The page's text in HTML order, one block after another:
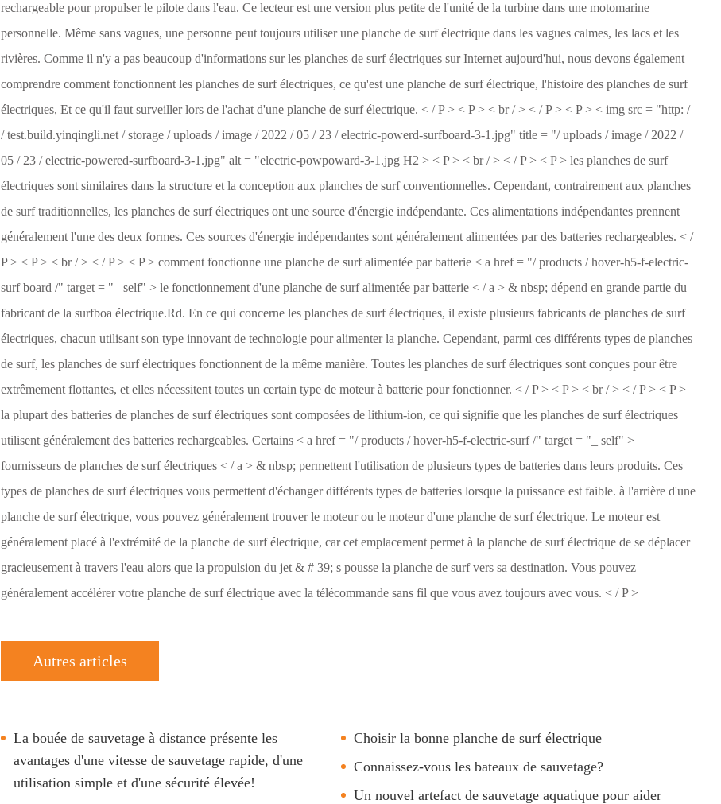
rechargeable pour propulser le pilote dans l'eau. Ce lecteur est une version plus petite de l'unité de la turbine dans une motomarine
personnelle. Même sans vagues, une personne peut toujours utiliser une planche de surf électrique dans les vagues calmes, les lacs et les
rivières. Comme il n'y a pas beaucoup d'informations sur les planches de surf électriques sur Internet aujourd'hui, nous devons également
comprendre comment fonctionnent les planches de surf électriques, ce qu'est une planche de surf électrique, l'histoire des planches de surf
électriques, Et ce qu'il faut surveiller lors de l'achat d'une planche de surf électrique. < / P > < P > < br / > < / P > < P > < img src = "http: /
/ test.build.yinqingli.net / storage / uploads / image / 2022 / 05 / 23 / electric-powerd-surfboard-3-1.jpg" title = "/ uploads / image / 2022 /
05 / 23 / electric-powered-surfboard-3-1.jpg" alt = "electric-powpoward-3-1.jpg H2 > < P > < br / > < / P > < P > les planches de surf
électriques sont similaires dans la structure et la conception aux planches de surf conventionnelles. Cependant, contrairement aux planches
de surf traditionnelles, les planches de surf électriques ont une source d'énergie indépendante. Ces alimentations indépendantes prennent
généralement l'une des deux formes. Ces sources d'énergie indépendantes sont généralement alimentées par des batteries rechargeables. < /
P > < P > < br / > < / P > < P > comment fonctionne une planche de surf alimentée par batterie < a href = "/ products / hover-h5-f-electric-
surf board /" target = "_ self" > le fonctionnement d'une planche de surf alimentée par batterie < / a > & nbsp; dépend en grande partie du
fabricant de la surfboa électrique.Rd. En ce qui concerne les planches de surf électriques, il existe plusieurs fabricants de planches de surf
électriques, chacun utilisant son type innovant de technologie pour alimenter la planche. Cependant, parmi ces différents types de planches
de surf, les planches de surf électriques fonctionnent de la même manière. Toutes les planches de surf électriques sont conçues pour être
extrêmement flottantes, et elles nécessitent toutes un certain type de moteur à batterie pour fonctionner. < / P > < P > < br / > < / P > < P >
la plupart des batteries de planches de surf électriques sont composées de lithium-ion, ce qui signifie que les planches de surf électriques
utilisent généralement des batteries rechargeables. Certains < a href = "/ products / hover-h5-f-electric-surf /" target = "_ self" >
fournisseurs de planches de surf électriques < / a > & nbsp; permettent l'utilisation de plusieurs types de batteries dans leurs produits. Ces
types de planches de surf électriques vous permettent d'échanger différents types de batteries lorsque la puissance est faible. à l'arrière d'une
planche de surf électrique, vous pouvez généralement trouver le moteur ou le moteur d'une planche de surf électrique. Le moteur est
généralement placé à l'extrémité de la planche de surf électrique, car cet emplacement permet à la planche de surf électrique de se déplacer
gracieusement à travers l'eau alors que la propulsion du jet & # 39; s pousse la planche de surf vers sa destination. Vous pouvez
généralement accélérer votre planche de surf électrique avec la télécommande sans fil que vous avez toujours avec vous. < / P >
Autres articles
La bouée de sauvetage à distance présente les
avantages d'une vitesse de sauvetage rapide, d'une
utilisation simple et d'une sécurité élevée!
Choisir la bonne planche de surf électrique
Connaissez-vous les bateaux de sauvetage?
Un nouvel artefact de sauvetage aquatique pour aider